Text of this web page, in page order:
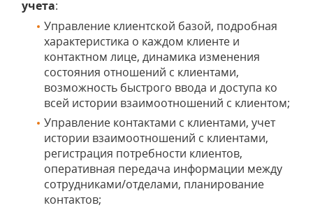
учета:
Управление клиентской базой, подробная
характеристика о каждом клиенте и
контактном лице, динамика изменения
состояния отношений с клиентами,
возможность быстрого ввода и доступа ко
всей истории взаимоотношений с клиентом;
Управление контактами с клиентами, учет
истории взаимоотношений с клиентами,
регистрация потребности клиентов,
оперативная передача информации между
сотрудниками/отделами, планирование
контактов;